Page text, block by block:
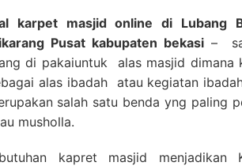
karpet masjid online di Lubang
Pusat kabupaten bekasi –
di pakaiuntuk alas masjid dimana
alas ibadah atau kegiatan
salah satu benda yng paling
musholla.
kapret masjid menjadikan